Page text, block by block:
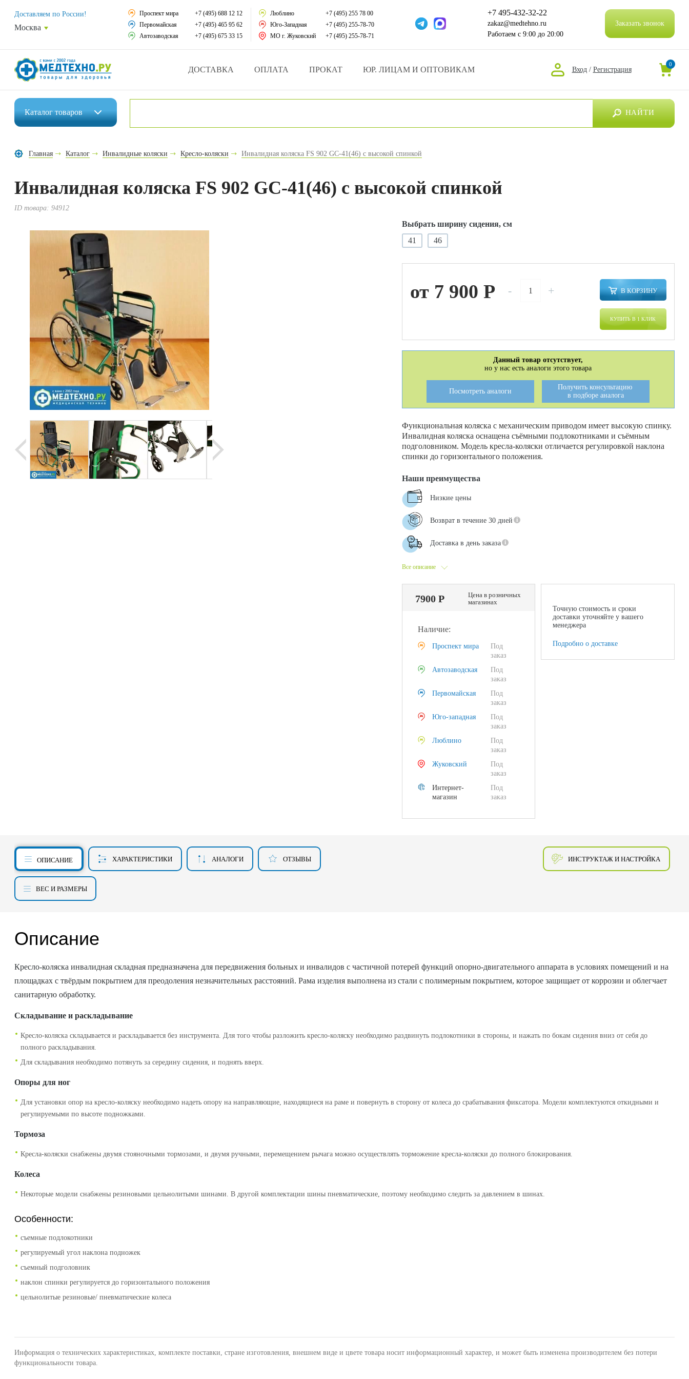
Средства реабилитации
Средства по уходу за больными
Домашняя медтехника
Уникальные и полезные товары
Доставляем по России!
Москва
Проспект мира
+7 (495) 688 12 12
Первомайская
+7 (495) 465 95 62
Автозаводская
+7 (495) 675 33 15
Люблино
+7 (495) 255 78 00
Юго-Западная
+7 (495) 255-78-70
МО г. Жуковский
+7 (495) 255-78-71
+7 495-432-32-22
zakaz@medtehno.ru
Работаем с 9:00 до 20:00
Заказать звонок
ДОСТАВКА ОПЛАТА ПРОКАТ ЮР. ЛИЦАМ И ОПТОВИКАМ Вход / Регистрация
0
Каталогтоваров
Средства по уходу за больными
Ортопедические изделия
Ортопедические матрасы и подушки
Домашняя медтехника
Экология дома
Товары для красоты и здоровья
Товары для врачей и мед.учреждений
Уникальные и полезные товары
Распродажа
Уценка
Прокат инвалидной техники
НАЙТИ
Главная Каталог Инвалидные коляски Кресло-коляски Инвалидная коляска FS 902 GC-41(46) с высокой спинкой
Инвалидная коляска FS 902 GC-41(46) с высокой спинкой
ID товара:94912
Выбрать ширину сидения, см
41
46
от 7 900 P - + В КОРЗИНУ
КУПИТЬ В 1 КЛИК
Данный товар отсутствует,
но у нас есть аналоги этого товара
Посмотреть аналоги
Получить консультацию
в подборе аналога
Функциональная коляска с механическим приводом имеет высокую спинку.
Инвалидная коляска оснащена съёмными подлокотниками и съёмным
подголовником. Модель кресла-коляски отличается регулировкой наклона
спинки до горизонтального положения.
Все описание
Наши преимущества
Низкие цены
Возврат в течение 30 дней
Доставка в день заказа
7900 Р
Цена в розничных
магазинах
Наличие:
Проспект мира
Под
заказ
Автозаводская
Под
заказ
Первомайская
Под
заказ
Юго-западная
Под
заказ
Люблино
Под
заказ
Жуковский
Под
заказ
Интернет-
магазин
Под
заказ
Точную стоимость и сроки
доставки уточняйте у вашего
менеджера
Подробно о доставке
ОПИСАНИЕ ХАРАКТЕРИСТИКИ АНАЛОГИ ОТЗЫВЫ
ВЕС И РАЗМЕРЫ
ИНСТРУКТАЖ И НАСТРОЙКА
Описание
Кресло-коляска инвалидная складная предназначена для передвижения больных и инвалидов с частичной потерей функций опорно-двигательного аппарата в условиях помещений и на
площадках с твёрдым покрытием для преодоления незначительных расстояний. Рама изделия выполнена из стали с полимерным покрытием, которое защищает от коррозии и облегчает
санитарную обработку.
Складывание и раскладывание
Кресло-коляска складывается и раскладывается без инструмента. Для того чтобы разложить кресло-коляску необходимо раздвинуть подлокотники в стороны, и нажать по бокам сидения вниз от себя до
полного раскладывания.
Для складывания необходимо потянуть за середину сидения, и поднять вверх.
Опоры для ног
Для установки опор на кресло-коляску необходимо надеть опору на направляющие, находящиеся на раме и повернуть в сторону от колеса до срабатывания фиксатора. Модели комплектуются откидными и
регулируемыми по высоте подножками.
Тормоза
Кресла-коляски снабжены двумя стояночными тормозами, и двумя ручными, перемещением рычага можно осуществлять торможение кресла-коляски до полного блокирования.
Колеса
Некоторые модели снабжены резиновыми цельнолитыми шинами. В другой комплектации шины пневматические, поэтому необходимо следить за давлением в шинах.
Особенности:
cъемные подлокотники
регулируемый угол наклона подножек
съемный подголовник
наклон спинки регулируется до горизонтального положения
цельнолитые резиновые/ пневматические колеса
Информация о технических характеристиках, комплекте поставки, стране изготовления, внешнем виде и цвете товара носит информационный характер, и может быть изменена производителем без потери
функциональности товара.